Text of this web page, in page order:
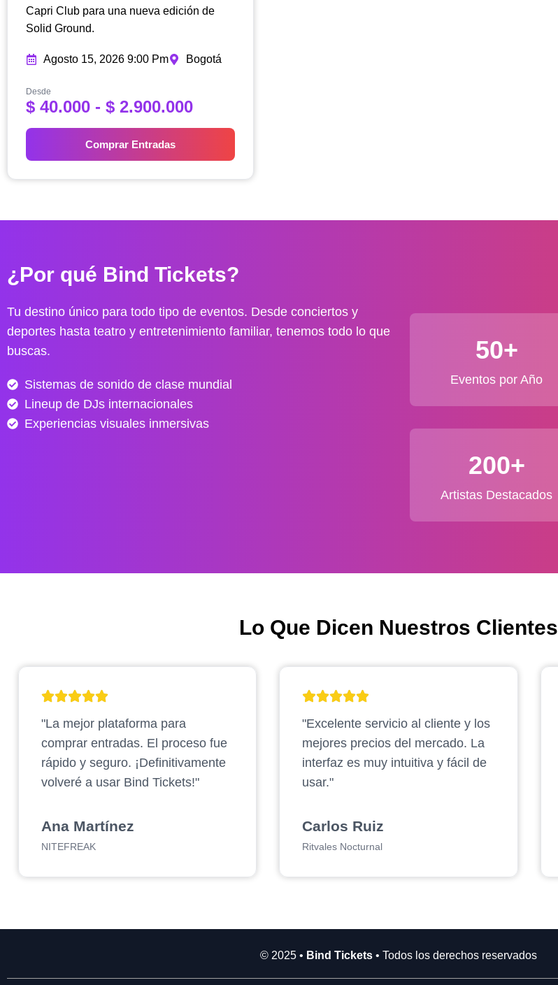
Capri Club para una nueva edición de
Solid Ground.
Agosto 15, 2026 9:00 Pm Bogotá
Desde
$ 40.000 - $ 2.900.000R
g
p
c
o
s
:
s
d
e
h
0
0
.
Comprar Entradas
¿Por qué Bind Tickets?
Tu destino único para todo tipo de eventos. Desde conciertos y
deportes hasta teatro y entretenimiento familiar, tenemos todo lo que
buscas.
Sistemas de sonido de clase mundial
Lineup de DJs internacionales
Experiencias visuales inmersivas
50+
Eventos por Año
200+
Artistas Destacados
Lo Que Dicen Nuestros Clientes
"La mejor plataforma para
comprar entradas. El proceso fue
rápido y seguro. ¡Definitivamente
volveré a usar Bind Tickets!"
Ana Martínez
NITEFREAK
"Excelente servicio al cliente y los
mejores precios del mercado. La
interfaz es muy intuitiva y fácil de
usar."
Carlos Ruiz
Ritvales Nocturnal
© 2025 • Bind Tickets • Todos los derechos reservados